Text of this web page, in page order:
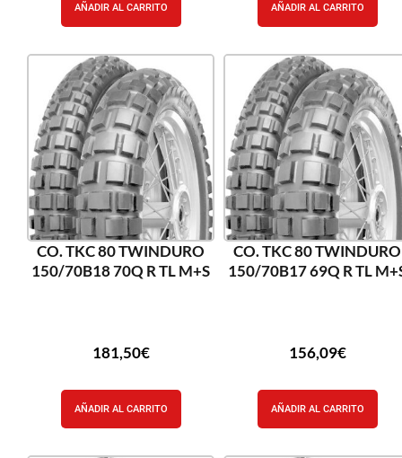
AÑADIR AL CARRITO AÑADIR AL CARRITO
CO. TKC 80 TWINDURO
150/70B18 70Q R TL M+S
181,50€
AÑADIR AL CARRITO
CO. TKC 80 TWINDURO
150/70B17 69Q R TL
156,09€
AÑADIR AL CARRITO